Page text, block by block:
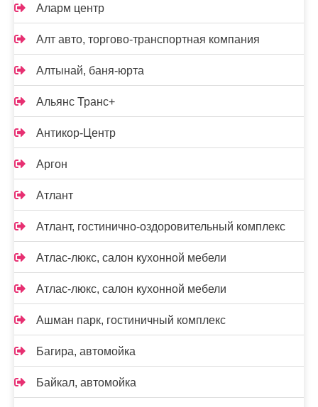
Аларм центр
Алт авто, торгово-транспортная компания
Алтынай, баня-юрта
Альянс Транс+
Антикор-Центр
Аргон
Атлант
Атлант, гостинично-оздоровительный комплекс
Атлас-люкс, салон кухонной мебели
Атлас-люкс, салон кухонной мебели
Ашман парк, гостиничный комплекс
Багира, автомойка
Байкал, автомойка